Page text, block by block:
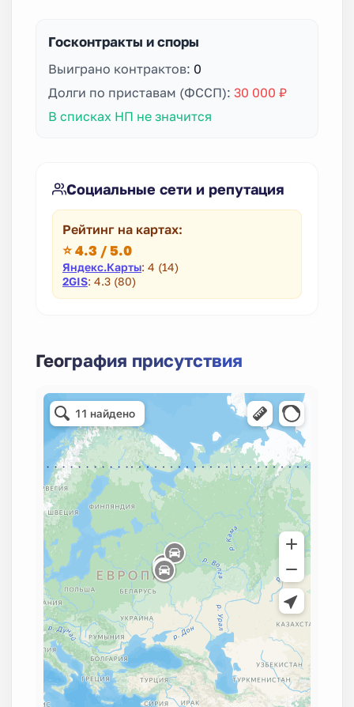
Госконтракты и споры
Выиграно контрактов: 0
Долги по приставам (ФССП): 30 000 ₽
В списках НП не значится
Социальные сети и репутация
Рейтинг на картах:
⭐ 4.3 / 5.0
Яндекс.Карты: 4 (14)
2GIS: 4.3 (80)
География присутствия